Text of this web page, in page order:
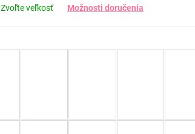
Zvoľte veľkosť Možnosti doručenia